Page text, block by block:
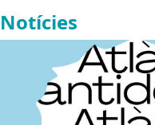
Notícies